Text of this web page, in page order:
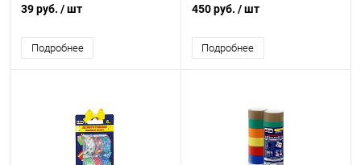
45 мкм
39 руб. / шт
Подробнее
450 руб. / шт
Подробнее